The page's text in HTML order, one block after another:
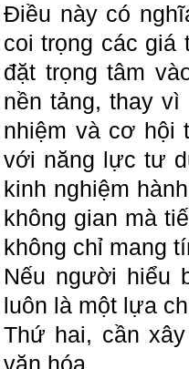
Điều này có
coi trọng các giá
đặt trọng tâm
nền tảng, thay vì
nhiệm và cơ hội
với năng lực tư
kinh nghiệm
không gian mà
không chỉ mang
Nếu người hiểu
luôn là một lựa
Thứ hai, cần
văn hóa.